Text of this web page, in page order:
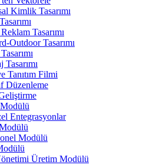
Kimlik Tasarımı
Tasarımı
Outdoor Tasarımı
Tasarımı
Tanıtım Filmi
Düzenleme
Entegrasyonlar
Modülü
Üretim Modülü